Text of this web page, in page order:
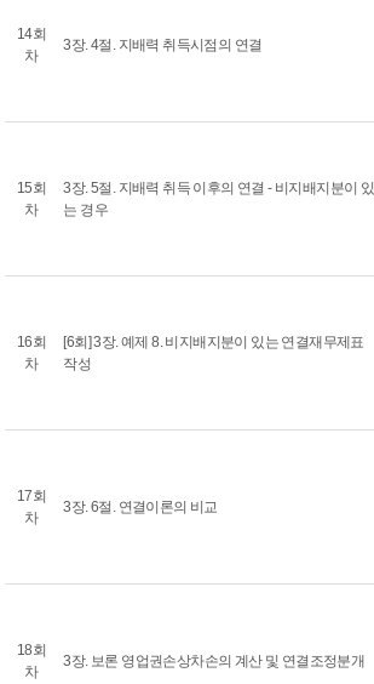
14회
차
3장. 4절. 지배력 취득시점의 연결
15회
차
3장. 5절. 지배력 취득 이후의 연결 - 비지배지분이 있
는 경우
16회
차
[6회] 3장. 예제 8. 비지배지분이 있는 연결재무제표
작성
17회
차
3장. 6절. 연결이론의 비교
18회
차
3장. 보론 영업권손상차손의 계산 및 연결조정분개